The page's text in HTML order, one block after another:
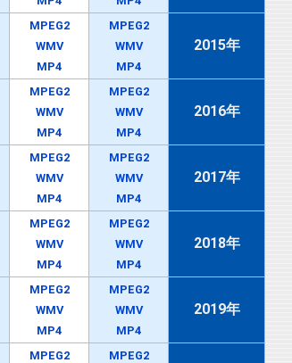
MPEG2
WMV
MP4
MPEG2
WMV
MP4
2015年
MPEG2
WMV
MP4
MPEG2
WMV
MP4
2016年
MPEG2
WMV
MP4
MPEG2
WMV
MP4
2017年
MPEG2
WMV
MP4
MPEG2
WMV
MP4
2018年
MPEG2
WMV
MP4
MPEG2
WMV
MP4
2019年
MPEG2 MPEG2